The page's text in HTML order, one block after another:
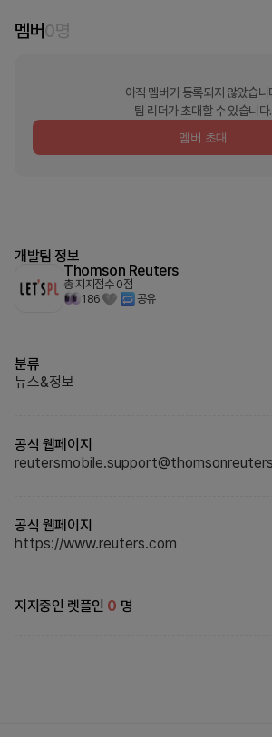
멤버0명
아직 멤버가 등록되지 않았습니
팀 리더가 초대할 수 있습니다.
멤버 초대
개발팀 정보
Thomson Reuters
총 지지점수 0점
186
공유
분류
뉴스&정보
공식 웹페이지
공식 웹페이지
https://www.reuters.com
지지중인 렛플인 0 명